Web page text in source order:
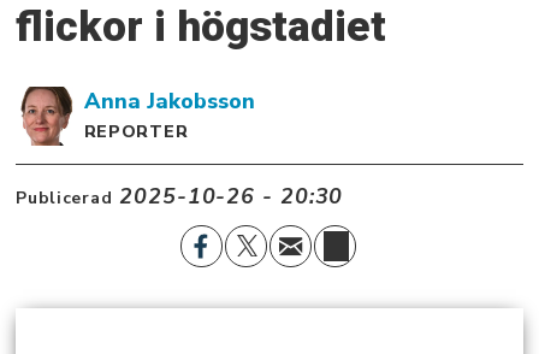
flickor i högstadiet
Anna Jakobsson
REPORTER
Publicerad 2025-10-26 - 20:30